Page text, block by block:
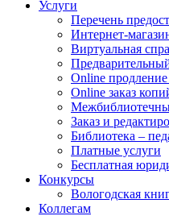
Услуги
Перечень
Интернет-
Виртуальная
Online
Online заказ
Заказ и
Библиотека –
Платные услуги
Бесплатная
Конкурсы
Вологодская
Коллегам